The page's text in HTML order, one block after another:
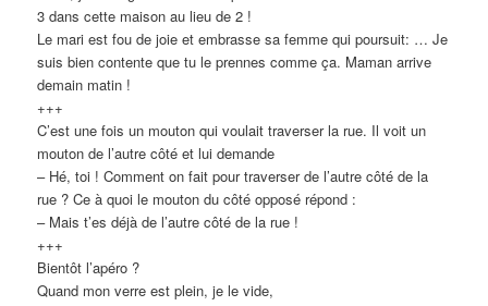
3 dans cette maison au lieu de 2 !
Le mari est fou de joie et embrasse sa femme qui poursuit: … Je
suis bien contente que tu le prennes comme ça. Maman arrive
demain matin !
+++
C’est une fois un mouton qui voulait traverser la rue. Il voit un
mouton de l’autre côté et lui demande
– Hé, toi ! Comment on fait pour traverser de l’autre côté de la
rue ? Ce à quoi le mouton du côté opposé répond :
– Mais t’es déjà de l’autre côté de la rue !
+++
Bientôt l’apéro ?
Quand mon verre est plein, je le vide,